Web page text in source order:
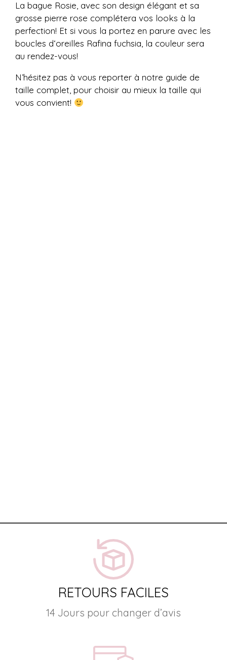
La bague Rosie, avec son design élégant et sa
grosse pierre rose complétera vos looks à la
perfection! Et si vous la portez en parure avec les
boucles d‘oreilles Rafina fuchsia, la couleur sera
au rendez-vous!
N’hésitez pas à vous reporter à notre guide de
taille complet, pour choisir au mieux la taille qui
vous convient!
RETOURS FACILES
14 Jours pour changer d’avis